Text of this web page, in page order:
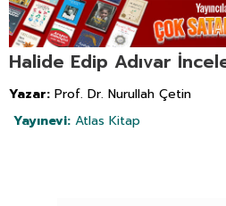
Halide Edip Adıvar
Yazar: Prof. Dr. Nurullah Çetin
Yayınevi: Atlas Kitap